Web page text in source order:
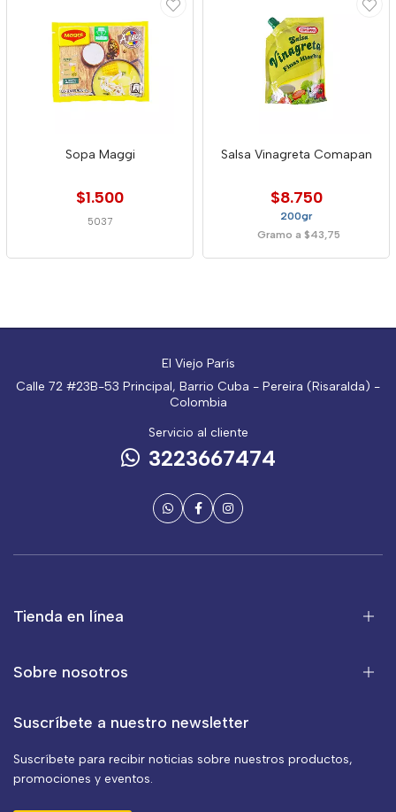
Sopa Maggi
$1.500
5037
Salsa Vinagreta Comapan
$8.750
200gr
Gramo a $43,75
El Viejo París
Calle 72 #23B-53 Principal, Barrio Cuba - Pereira (Risaralda) -
Colombia
Servicio al cliente
3223667474
Tienda en línea
Sobre nosotros
Suscríbete a nuestro newsletter
Suscríbete para recibir noticias sobre nuestros productos,
promociones y eventos.